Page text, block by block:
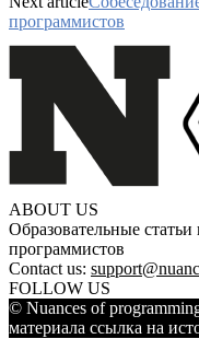
программистов
ABOUT US
Образовательные
программистов
Contact us:
FOLLOW US
© Nuances of
материала ссылка на